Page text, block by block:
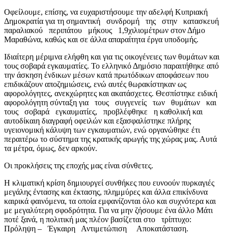
Οφείλουμε, επίσης, να ευχαριστήσουμε την αδελφή Κυπριακή
Δημοκρατία για τη σημαντική συνδρομή της στην κατασκευή
παραλιακού περιπάτου μήκους 1,9χιλιομέτρων στον Δήμο
Μαραθώνα, καθώς και σε άλλα απαραίτητα έργα υποδομής.
Ιδιαίτερη μέριμνα ελήφθη και για τις οικογένειες των θυμάτων και
τους σοβαρά εγκαυματίες. Το ελληνικό Δημόσιο παραιτήθηκε από
την άσκηση ένδικων μέσων κατά πρωτόδικων αποφάσεων που
επιδικάζουν αποζημιώσεις, ενώ αυτές θωρακίστηκαν ως
αφορολόγητες, ανεκχώρητες και ακατάσχετες. Θεσπίστηκε ειδική
αφορολόγητη σύνταξη για τους συγγενείς των θυμάτων και
τους σοβαρά εγκαυματίες, προβλέφθηκε η καθολική και
αυτοδίκαιη διαγραφή οφειλών και εξασφαλίστηκε πλήρης
υγειονομική κάλυψη των εγκαυματιών, ενώ οργανώθηκε έτι
περαιτέρω το σύστημα της κρατικής αρωγής της χώρας μας. Αυτά
τα μέτρα, όμως, δεν αρκούν.
Οι προκλήσεις της εποχής μας είναι σύνθετες.
Η κλιματική κρίση δημιουργεί συνθήκες που ευνοούν πυρκαγιές
μεγάλης έντασης και έκτασης, πλημμύρες και άλλα επικίνδυνα
καιρικά φαινόμενα, τα οποία εμφανίζονται όλο και συχνότερα και
με μεγαλύτερη σφοδρότητα. Για να μην ζήσουμε ένα άλλο Μάτι
ποτέ ξανά, η πολιτική μας πλέον βασίζεται στο τρίπτυχο:
Πρόληψη – Έγκαιρη Αντιμετώπιση Αποκατάσταση.